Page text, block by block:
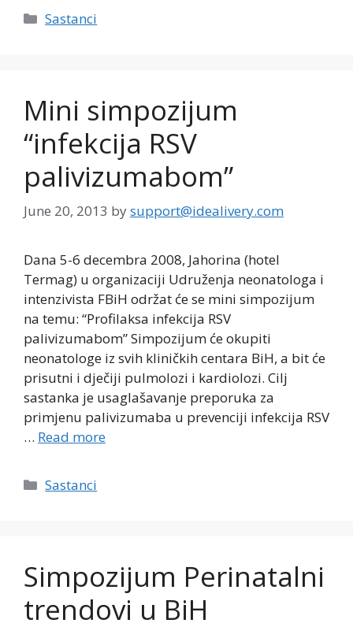
Categories
Sastanci
Mini simpozijum
“infekcija RSV
palivizumabom”
June 20, 2013 bysupport@idealivery.com
Dana 5-6 decembra 2008, Jahorina (hotel
Termag) u organizaciji Udruženja neonatologa i
intenzivista FBiH održat će se mini simpozijum
na temu: “Profilaksa infekcija RSV
palivizumabom” Simpozijum će okupiti
neonatologe iz svih kliničkih centara BiH, a bit će
prisutni i dječiji pulmolozi i kardiolozi. Cilj
sastanka je usaglašavanje preporuka za
primjenu palivizumaba u prevenciji infekcija RSV
… Read more
Categories
Sastanci
Simpozijum Perinatalni
trendovi u BiH